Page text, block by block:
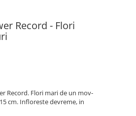
Record - Flori
Record. Flori mari de un mov-
cm. Infloreste devreme, in